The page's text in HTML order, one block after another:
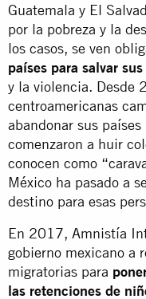
Guatemala y El
por la pobreza y la
los casos, se ven
países para salvar
y la violencia. Desde
centroamericanas
abandonar sus
comenzaron a huir
conocen como
México ha pasado a
destino para esas
En 2017, Amnistía
gobierno mexicano a
migratorias para
las retenciones de